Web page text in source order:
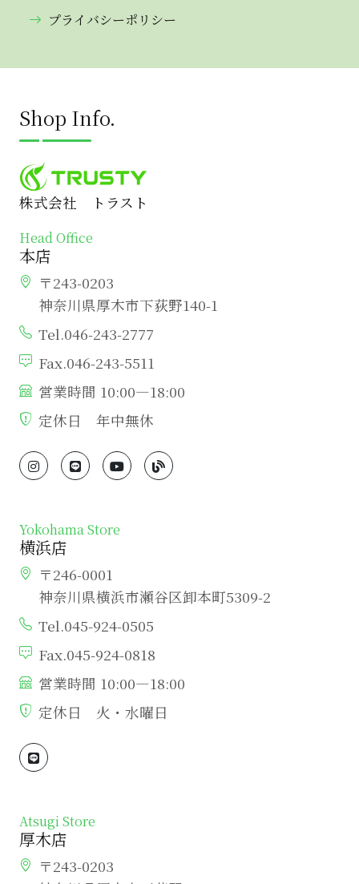
プライバシーポリシー
Shop Info.
株式会社 トラスト
Head Office
本店
〒243-0203
神奈川県厚木市下荻野140-1
Tel.046-243-2777
Fax.046-243-5511
営業時間 10:00―18:00
定休日 年中無休
Yokohama Store
横浜店
〒246-0001
神奈川県横浜市瀬谷区卸本町5309-2
Tel.045-924-0505
Fax.045-924-0818
営業時間 10:00―18:00
定休日 火・水曜日
Atsugi Store
厚木店
〒243-0203